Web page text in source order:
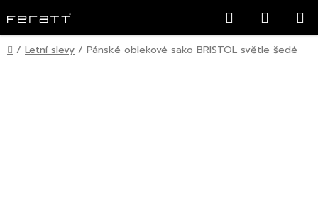
na
obsah
Hledat
KOŠÍK
Domů
/ Letní slevy / Pánské oblekové sako BRISTOL světle šedé